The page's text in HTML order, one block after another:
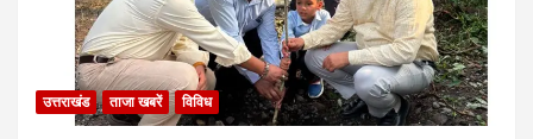
उत्तराखंड ताजा खबरें विविध